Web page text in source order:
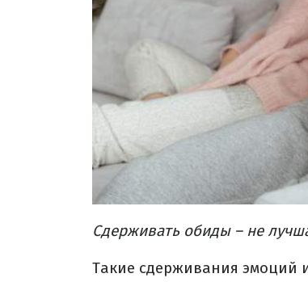
Сдерживать обиды – не
Такие сдерживания эмоций